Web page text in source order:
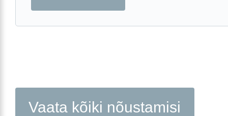
Vaata kõiki nõustamisi